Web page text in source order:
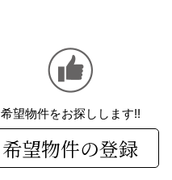
希望物件をお探しします!!
希望物件の登録